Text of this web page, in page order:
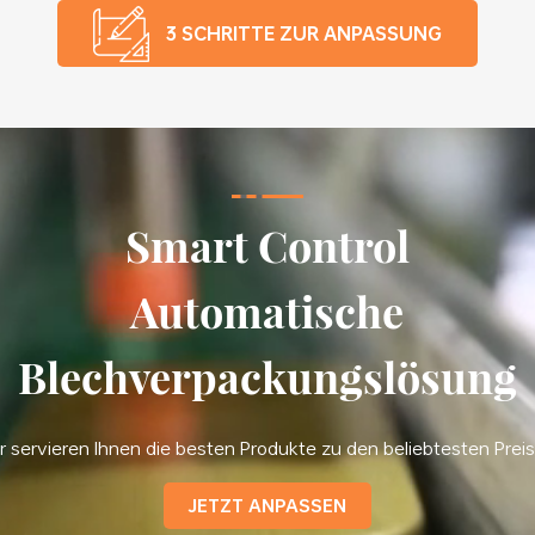
3 SCHRITTE ZUR ANPASSUNG
Smart Control
Automatische
Blechverpackungslösung
servieren Ihnen die besten Produkte zu den beliebtesten
JETZT ANPASSEN